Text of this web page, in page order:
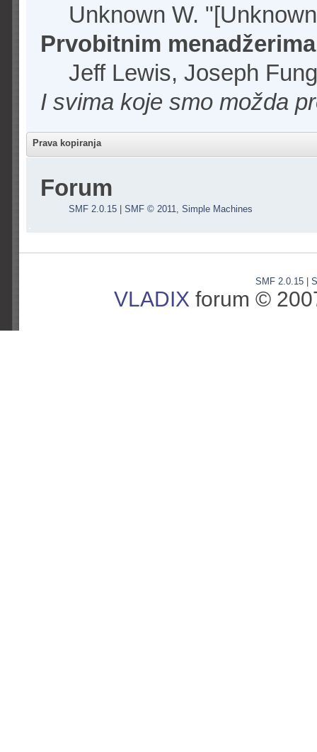
Unknown W.
Prvobitnim
Jeff Lewis, Joseph
I svima koje smo možda
Prava kopiranja
Forum
SMF 2.0.15 |SMF © 2011,Simple Machines
SMF 2.0.15|
VLADIX forum ©